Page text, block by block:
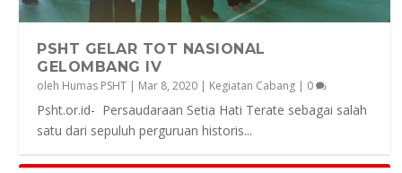
PSHT GELAR TOT NASIONAL
GELOMBANG IV
oleh Humas PSHT | Mar 8, 2020 | Kegiatan Cabang | 0
Psht.or.id- Persaudaraan Setia Hati Terate sebagai salah
satu dari sepuluh perguruan historis...